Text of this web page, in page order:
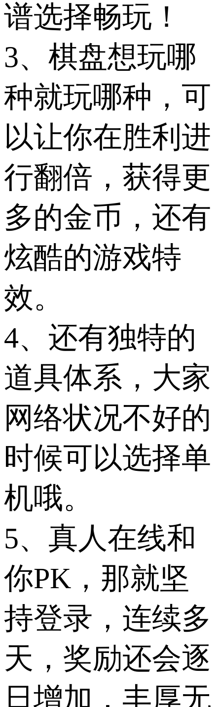
谱选择畅玩！
3、棋盘想玩哪
种就玩哪种，可
以让你在胜利进
行翻倍，获得更
多的金币，还有
炫酷的游戏特
效。
4、还有独特的
道具体系，大家
网络状况不好的
时候可以选择单
机哦。
5、真人在线和
你PK，那就坚
持登录，连续多
天，奖励还会逐
日增加，丰厚无